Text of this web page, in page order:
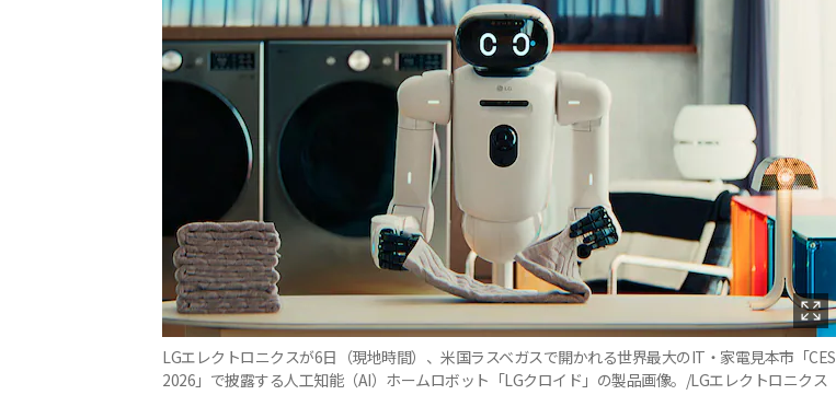
LGエレクトロニクスが6日（現地時間）、米国ラスベガスで開かれる世界最大のIT・家電見本市「CES
2026」で披露する人工知能（AI）ホームロボット「LGクロイド」の製品画像。/LGエレクトロニクス